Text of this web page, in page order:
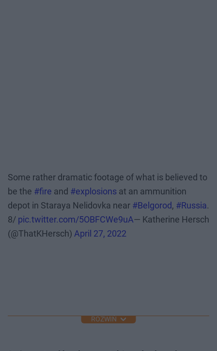
Some rather dramatic footage of what is believed to
be the #fire and #explosions at an ammunition
depot in Staraya Nelidovka near #Belgorod, #Russia.
8/ pic.twitter.com/5OBFCWe9uA— Katherine Hersch
(@ThatKHersch) April 27, 2022
ROZWIŃ